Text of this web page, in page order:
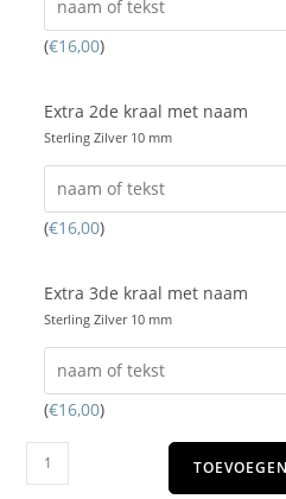
(€16,00)
Extra 2de kraal met naam
Sterling Zilver 10 mm
(€16,00)
Extra 3de kraal met naam
Sterling Zilver 10 mm
(€16,00)